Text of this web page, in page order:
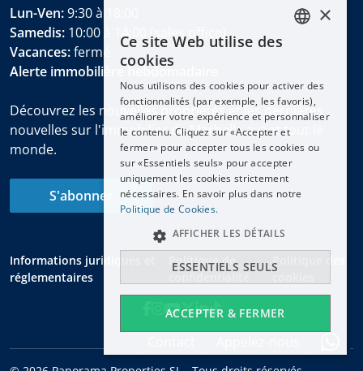
Lun-Ven:9:30 à 18:00
Samedis: 10:00 à 14:00 (sales office)
Vacances:fermé
Alerte immobilière hebdomadaire
Découvrez les nouvelles propriétés et les dernières
nouvelles sur l'immobilier de Marbella avant tout le
monde.
S'abonner
Informations juridiques et
réglementaires
Politique de
Politique des
ENGLISH
DEUTSCH
FRANÇAIS
NEDERLANDS
×
Ce site Web utilise des
cookies
Nous utilisons des cookies pour activer des
fonctionnalités (par exemple, les favoris),
améliorer votre expérience et personnaliser
le contenu. Cliquez sur «Accepter et
fermer» pour accepter tous les cookies ou
sur «Essentiels seuls» pour accepter
uniquement les cookies strictement
nécessaires. En savoir plus dans notre
Politique de Cookies.
ACCEPTER & FERMER
ESSENTIELS SEULS
AFFICHER LES DÉTAILS